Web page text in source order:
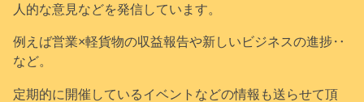
人的な意見などを発信しています。
例えば営業×軽貨物の収益報告や新しいビジネスの進捗‥
など。
定期的に開催しているイベントなどの情報も送らせて頂